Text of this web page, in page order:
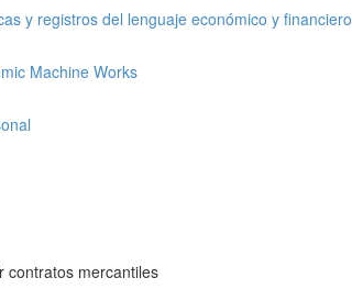
y registros del lenguaje económico y financiero
Machine Works
contratos mercantiles